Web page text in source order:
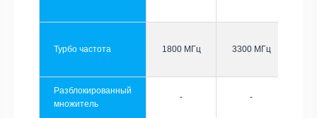
Турбо частота 1800 МГц 3300 МГц
Разблокированный
множитель
- -